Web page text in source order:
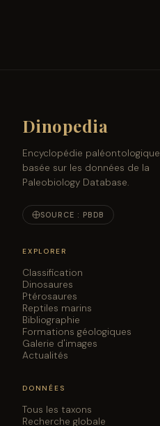
Dinopedia
Encyclopédie paléontologique
basée sur les données de la
Paleobiology Database.
SOURCE : PBDB
EXPLORER
Classification
Dinosaures
Ptérosaures
Reptiles marins
Bibliographie
Formations géologiques
Galerie d'images
Actualités
DONNÉES
Tous les taxons
Recherche globale